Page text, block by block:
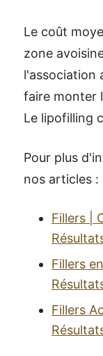
Le coût
zone
l'association
faire monter
Le lipofilling
Pour plus
nos articles :
Fillers |
Fillers
Fillers